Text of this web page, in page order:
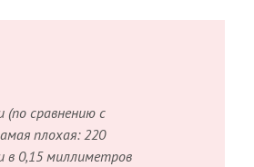
(по сравнению с
плохая: 220
в 0,15 миллиметров